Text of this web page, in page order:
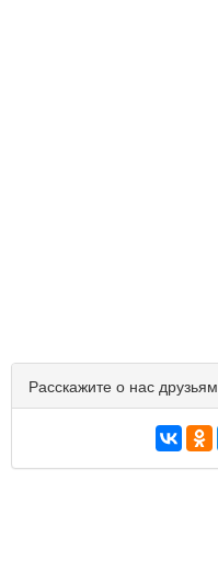
Расскажите о нас друзьям